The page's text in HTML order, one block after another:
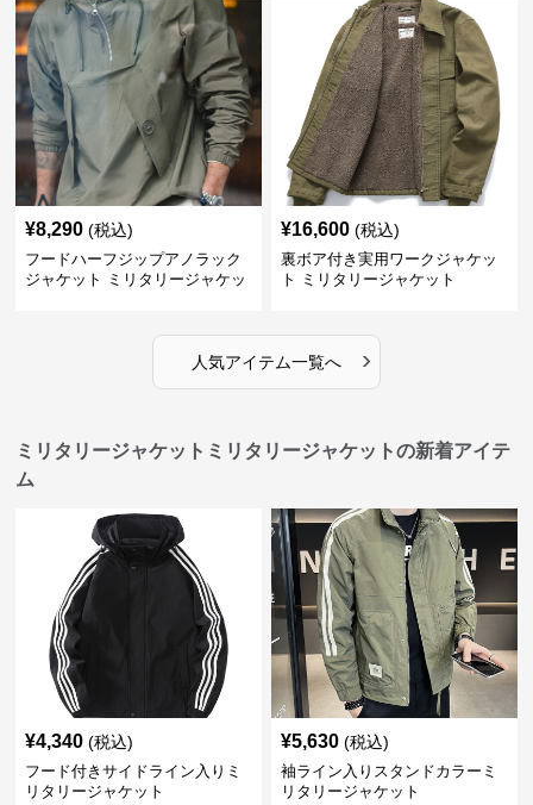
¥8,290 (税込)
フードハーフジップアノラック
ジャケット ミリタリージャケッ
¥16,600 (税込)
裏ボア付き実用ワークジャケッ
ト ミリタリージャケット
人気アイテム一覧へ ›
ミリタリージャケットミリタリージャケットの新着アイテ
ム
¥4,340 (税込)
フード付きサイドライン入りミ
リタリージャケット
¥5,630 (税込)
袖ライン入りスタンドカラーミ
リタリージャケット